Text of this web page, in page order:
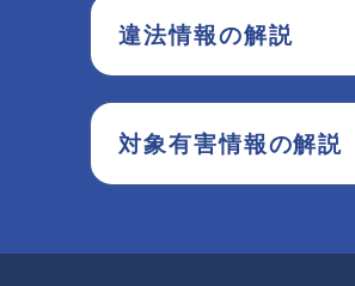
検挙事例
よくある質問(FAQ)
違法情報の解説
対象有害情報の解説